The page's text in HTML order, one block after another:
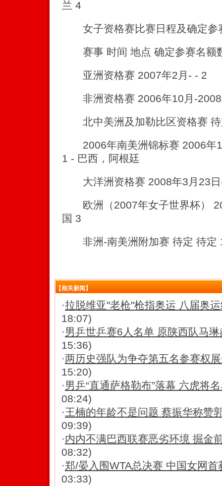
兰 4
女子资格赛比赛日程及确定参
赛事 时间 地点 确定参赛名额
亚洲资格赛 2007年2月- - 2
非洲资格赛 2006年10月-2008
北中美洲及加勒比区资格赛 待
2006年南美洲锦标赛 2006年
1 - 巴西，阿根廷
大洋洲资格赛 2008年3月23日
欧洲（2007年女子世界杯）
国 3
非洲-南美洲附加赛 待定 待定
【相关新闻】
·拉脱维亚"老枪"枪指奥运 八届奥
18:07)
·男乒世乒赛6人名单 原陕西队马
15:36)
·两历史强队为争夺第五名参赛权
15:20)
·男乒“直通萨格勒布”落幕 六虎将
08:24)
·王楠的年龄不是问题 蔡振华称赞
09:39)
·内内不满巴西联赛恶劣环境 掘金
08:32)
·郑/晏入围WTA总决赛 中国女网首
03:33)